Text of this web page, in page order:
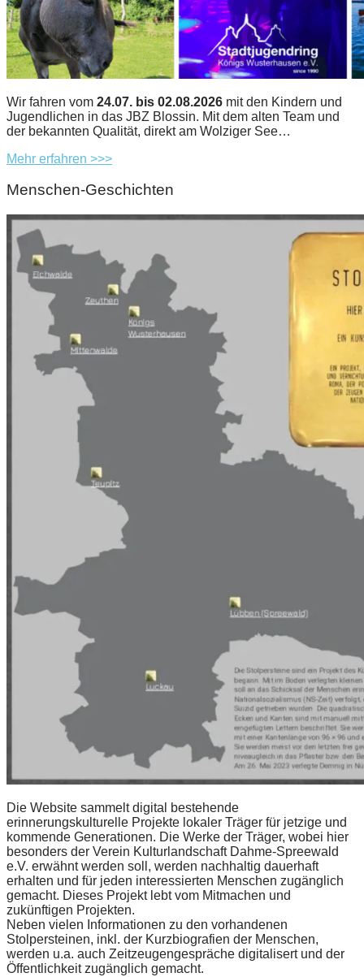
Wir fahren vom 24.07. bis 02.08.2026 mit den Kindern und
Jugendlichen in das JBZ Blossin. Mit dem alten Team und
der bekannten Qualität, direkt am Wolziger See…
Mehr erfahren >>>
Menschen-Geschichten
Die Website sammelt digital bestehende
erinnerungskulturelle Projekte lokaler Träger für jetzige und
kommende Generationen. Die Werke der Träger, wobei hier
besonders der Verein Kulturlandschaft Dahme-Spreewald
e.V. erwähnt werden soll, werden nachhaltig dauerhaft
erhalten und für jeden interessierten Menschen zugänglich
gemacht. Dieses Projekt lebt vom Mitmachen und
zukünftigen Projekten.
Neben vielen Informationen zu den vorhandenen
Stolpersteinen, inkl. der Kurzbiografien der Menschen,
werden u.a. auch Zeitzeugengespräche digitalisert und der
Öffentlichkeit zugänglich gemacht.